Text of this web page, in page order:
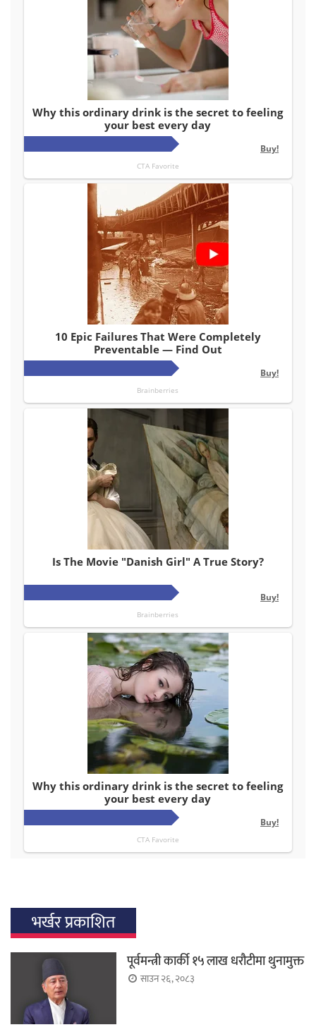
भर्खर प्रकाशित
पूर्वमन्त्री कार्की १५ लाख धरौटीमा थुनामुक्त
साउन २६, २०८३